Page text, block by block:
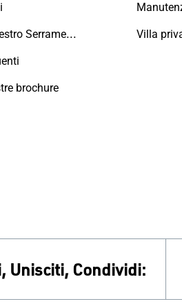
Trova il tuo Maestro Serramentista Domal
brochure
Villa
Unisciti, Condividi: